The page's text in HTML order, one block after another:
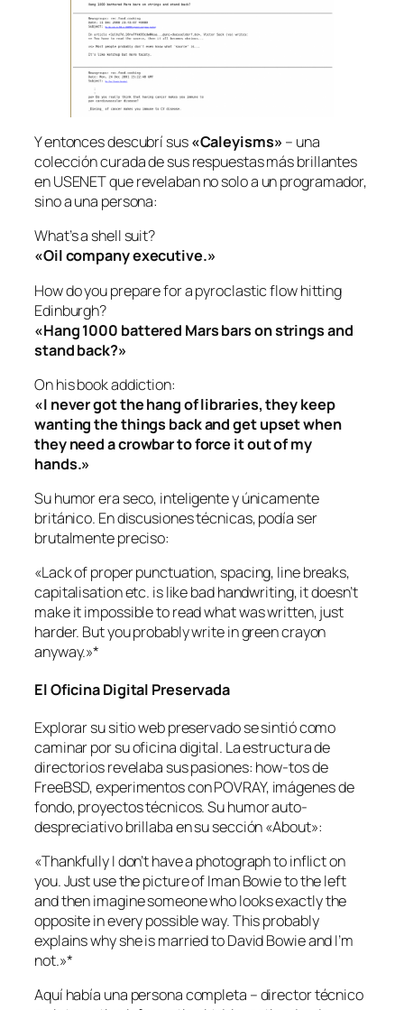
Y entonces descubrí sus«Caleyisms» – una
colección curada de sus respuestas más brillantes
en USENET que revelaban no solo a un programador,
sino a una persona:
What’s a shell suit?
«Oil company executive.»
How do you prepare for a pyroclastic flow hitting
Edinburgh?
«Hang 1000 battered Mars bars on strings and
stand back?»
On his book addiction:
«I never got the hang of libraries, they keep
wanting the things back and get upset when
they need a crowbar to force it out of my
hands.»
Su humor era seco, inteligente y únicamente
británico. En discusiones técnicas, podía ser
brutalmente preciso:
«Lack of proper punctuation, spacing, line breaks,
capitalisation etc. is like bad handwriting, it doesn’t
make it impossible to read what was written, just
harder. But you probably write in green crayon
anyway.»*
El Oficina Digital Preservada
Explorar su sitio web preservado se sintió como
caminar por su oficina digital. La estructura de
directorios revelaba sus pasiones: how-tos de
FreeBSD, experimentos con POVRAY, imágenes de
fondo, proyectos técnicos. Su humor auto-
despreciativo brillaba en su sección «About»:
«Thankfully I don’t have a photograph to inflict on
you. Just use the picture of Iman Bowie to the left
and then imagine someone who looks exactly the
opposite in every possible way. This probably
explains why she is married to David Bowie and I’m
not.»*
Aquí había una persona completa – director técnico